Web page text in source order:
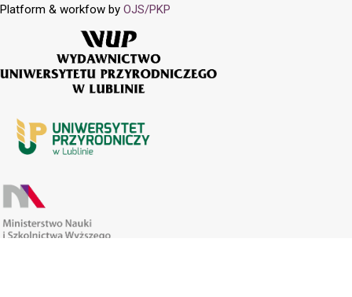
Platform & workfow by OJS/PKP